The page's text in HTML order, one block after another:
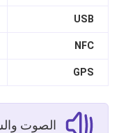
USB
NFC
GPS
الصوت